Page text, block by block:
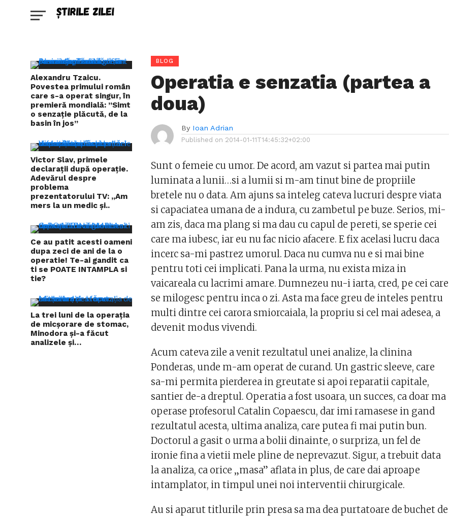
Alexandru Tzaicu.
Povestea primului român
care s-a operat singur, în
premieră mondială: ”Simt
o senzație plăcută, de la
basin în jos”
Victor Slav, primele
declarații după operație.
Adevărul despre
problema
prezentatorului TV: „Am
mers la un medic și..
Ce au patit acesti oameni
dupa zeci de ani de la o
operatie! Te-ai gandit ca
ti se POATE INTAMPLA si
tie?
La trei luni de la operația
de micșorare de stomac,
Minodora și-a făcut
analizele și…
BLOG
Operatia e senzatia (partea a
doua)
By Ioan Adrian
Published on 2014-01-11T14:45:32+02:00
Sunt o femeie cu umor. De acord, am vazut si partea mai putin
luminata a lunii…si a lumii si m-am tinut bine de propriile
bretele nu o data. Am ajuns sa inteleg cateva lucruri despre viata
si capaciatea umana de a indura, cu zambetul pe buze. Serios, mi-
am zis, daca ma plang si ma dau cu capul de pereti, se sperie cei
care ma iubesc, iar eu nu fac nicio afacere. E fix acelasi lucru daca
incerc sa-mi pastrez umorul. Daca nu cumva nu e si mai bine
pentru toti cei implicati. Pana la urma, nu exista miza in
vaicareala cu lacrimi amare. Dumnezeu nu-i iarta, cred, pe cei care
se milogesc pentru inca o zi. Asta ma face greu de inteles pentru
multi dintre cei carora smiorcaiala, la propriu si cel mai adesea, a
devenit modus vivendi.
Acum cateva zile a venit rezultatul unei analize, la clinina
Ponderas, unde m-am operat de curand. Un gastric sleeve, care
sa-mi permita pierderea in greutate si apoi reparatii capitale,
santier de-a dreptul. Operatia a fost usoara, un succes, ca doar ma
operase profesorul Catalin Copaescu, dar imi ramasese in gand
rezultatul acesta, ultima analiza, care putea fi mai putin bun.
Doctorul a gasit o urma a bolii dinainte, o surpriza, un fel de
ironie fina a vietii mele pline de neprevazut. Sigur, a trebuit data
la analiza, ca orice „masa” aflata in plus, de care dai aproape
intamplator, in timpul unei noi interventii chirurgicale.
Au si aparut titlurile prin presa sa ma dea purtatoare de buchet de